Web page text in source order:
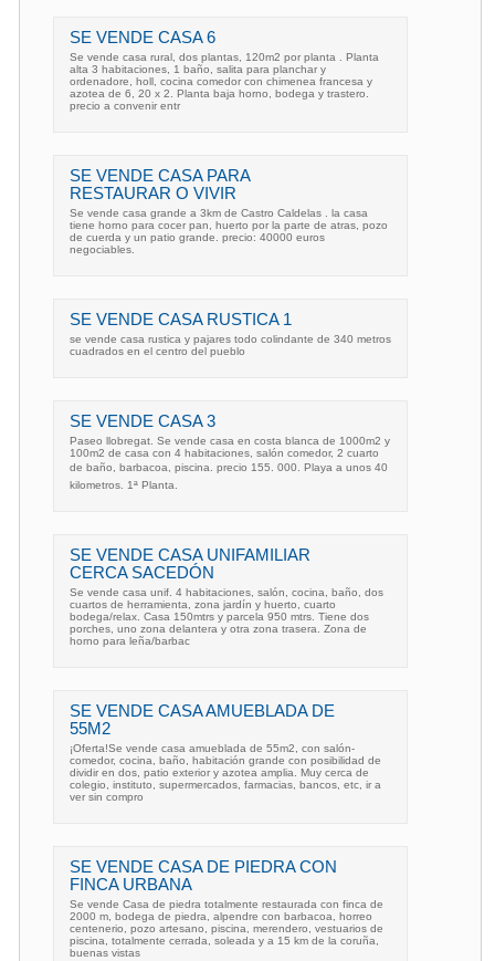
SE VENDE CASA 6
Se vende casa rural, dos plantas, 120m2 por planta . Planta
alta 3 habitaciones, 1 baño, salita para planchar y
ordenadore, holl, cocina comedor con chimenea francesa y
azotea de 6, 20 x 2. Planta baja horno, bodega y trastero.
precio a convenir entr
SE VENDE CASA PARA
RESTAURAR O VIVIR
Se vende casa grande a 3km de Castro Caldelas . la casa
tiene horno para cocer pan, huerto por la parte de atras, pozo
de cuerda y un patio grande. precio: 40000 euros
negociables.
SE VENDE CASA RUSTICA 1
se vende casa rustica y pajares todo colindante de 340 metros
cuadrados en el centro del pueblo
SE VENDE CASA 3
Paseo llobregat. Se vende casa en costa blanca de 1000m2 y
100m2 de casa con 4 habitaciones, salón comedor, 2 cuarto
de baño, barbacoa, piscina. precio 155. 000. Playa a unos 40
kilometros. 1ª Planta.
SE VENDE CASA UNIFAMILIAR
CERCA SACEDÓN
Se vende casa unif. 4 habitaciones, salón, cocina, baño, dos
cuartos de herramienta, zona jardín y huerto, cuarto
bodega/relax. Casa 150mtrs y parcela 950 mtrs. Tiene dos
porches, uno zona delantera y otra zona trasera. Zona de
horno para leña/barbac
SE VENDE CASA AMUEBLADA DE
55M2
¡Oferta!Se vende casa amueblada de 55m2, con salón-
comedor, cocina, baño, habitación grande con posibilidad de
dividir en dos, patio exterior y azotea amplia. Muy cerca de
colegio, instituto, supermercados, farmacias, bancos, etc, ir a
ver sin compro
SE VENDE CASA DE PIEDRA CON
FINCA URBANA
Se vende Casa de piedra totalmente restaurada con finca de
2000 m, bodega de piedra, alpendre con barbacoa, horreo
centenerio, pozo artesano, piscina, merendero, vestuarios de
piscina, totalmente cerrada, soleada y a 15 km de la coruña,
buenas vistas